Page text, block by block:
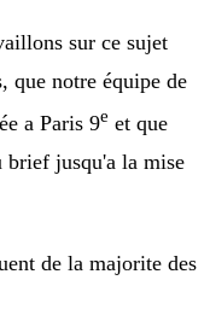
sur ce sujet
que notre équipe de
a Paris 9e et que
brief jusqu'a la mise
de la majorite des